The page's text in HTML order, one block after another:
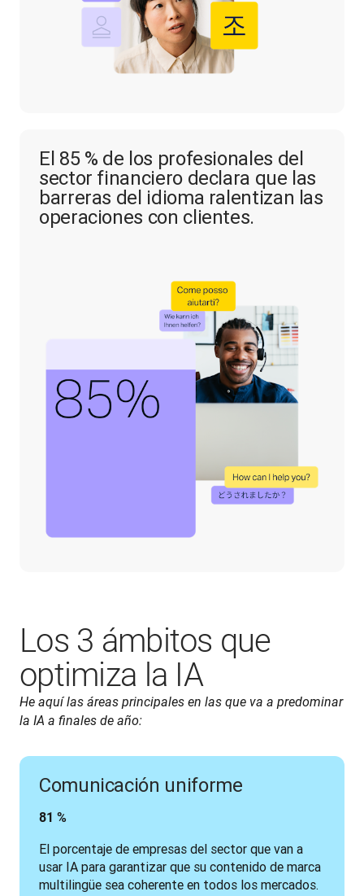
El 85 % de los profesionales del
sector financiero declara que las
barreras del idioma ralentizan las
operaciones con clientes.
Los 3 ámbitos que
optimiza la IA
He aquí las áreas principales en las que va a predominar
la IA a finales de año:
Comunicación uniforme
81 %
El porcentaje de empresas del sector que van a
usar IA para garantizar que su contenido de marca
multilingüe sea coherente en todos los mercados.